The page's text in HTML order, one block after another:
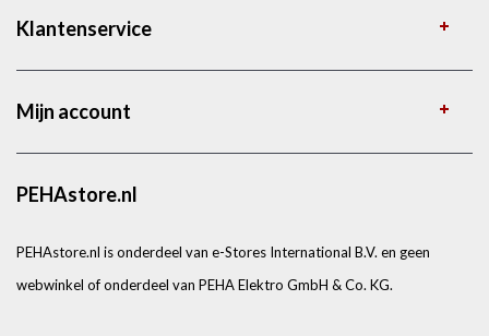
Klantenservice
Mijn account
PEHAstore.nl
PEHAstore.nl is onderdeel van e-Stores International B.V. en geen
webwinkel of onderdeel van PEHA Elektro GmbH & Co. KG.